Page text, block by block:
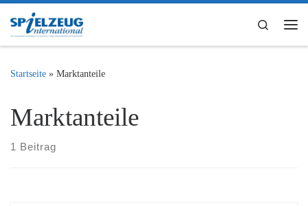
Zum Inhalt springen
Search
Startseite » Marktanteile
Marktanteile
1 Beitrag